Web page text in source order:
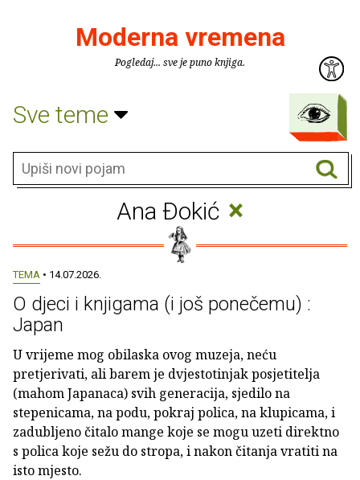
Moderna vremena
Pogledaj... sve je puno knjiga.
Sve teme
Ana Ðokić ×
TEMA • 14.07.2026.
O djeci i knjigama (i još ponečemu) :
Japan
U vrijeme mog obilaska ovog muzeja, neću
pretjerivati, ali barem je dvjestotinjak posjetitelja
(mahom Japanaca) svih generacija, sjedilo na
stepenicama, na podu, pokraj polica, na klupicama, i
zadubljeno čitalo mange koje se mogu uzeti direktno
s polica koje sežu do stropa, i nakon čitanja vratiti na
isto mjesto.